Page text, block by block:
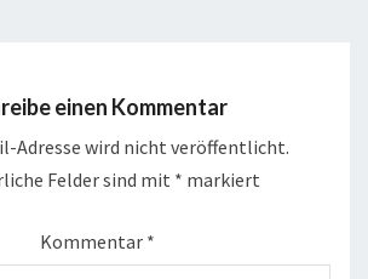
einen Kommentar
Adresse wird nicht veröffentlicht.
Felder sind mit * markiert
Kommentar *